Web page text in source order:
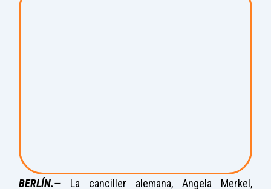
BERLÍN.— La canciller alemana, Angela Merkel,